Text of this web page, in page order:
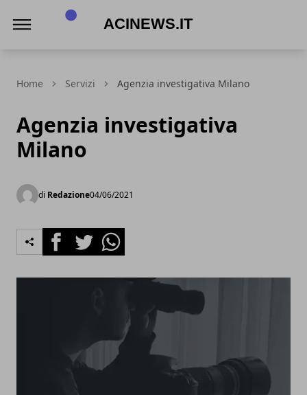
Home Servizi Agenzia investigativa Milano
Agenzia investigativa
Milano
di Redazione04/06/2021
FacebookTwitterWhatsapp